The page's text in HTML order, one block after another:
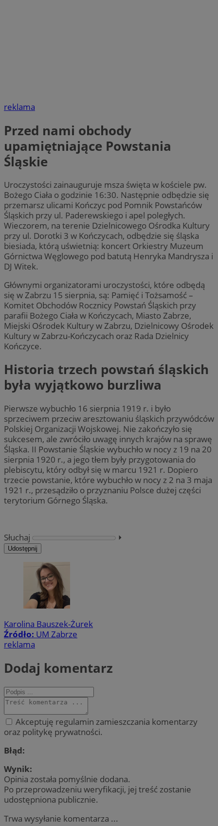
reklama
Przed nami obchody
upamiętniające Powstania
Śląskie
Uroczystości zainauguruje msza święta w kościele pw.
Bożego Ciała o godzinie 16:30. Następnie odbędzie się
przemarsz ulicami Kończyc pod Pomnik Powstańców
Śląskich przy ul. Paderewskiego i apel poległych.
Wieczorem, na terenie Dzielnicowego Ośrodka Kultury
przy ul. Dorotki 3 w Kończycach, odbędzie się śląska
biesiada, którą uświetnią: koncert Orkiestry Muzeum
Górnictwa Węglowego pod batutą Henryka Mandrysza i
DJ Witek.
Głównymi organizatorami uroczystości, które odbędą
się w Zabrzu 15 sierpnia, są: Pamięć i Tożsamość –
Komitet Obchodów Rocznicy Powstań Śląskich przy
parafii Bożego Ciała w Kończycach, Miasto Zabrze,
Miejski Ośrodek Kultury w Zabrzu, Dzielnicowy Ośrodek
Kultury w Zabrzu-Kończycach oraz Rada Dzielnicy
Kończyce.
Historia trzech powstań śląskich
była wyjątkowo burzliwa
Pierwsze wybuchło 16 sierpnia 1919 r. i było
sprzeciwem przeciw aresztowaniu śląskich przywódców
Polskiej Organizacji Wojskowej. Nie zakończyło się
sukcesem, ale zwróciło uwagę innych krajów na sprawę
Śląska. II Powstanie Śląskie wybuchło w nocy z 19 na 20
sierpnia 1920 r., a jego tłem były przygotowania do
plebiscytu, który odbył się w marcu 1921 r. Dopiero
trzecie powstanie, które wybuchło w nocy z 2 na 3 maja
1921 r., przesądziło o przyznaniu Polsce dużej części
terytorium Górnego Śląska.
Słuchaj ⏵︎
Udostępnij
Karolina Bauszek-Żurek
Źródło: UM Zabrze
reklama
Dodaj komentarz
Akceptuję regulamin zamieszczania komentarzy
oraz politykę prywatności.
Błąd:
Wynik:
Opinia została pomyślnie dodana.
Po przeprowadzeniu weryfikacji, jej treść zostanie
udostępniona publicznie.
Trwa wysyłanie komentarza ...